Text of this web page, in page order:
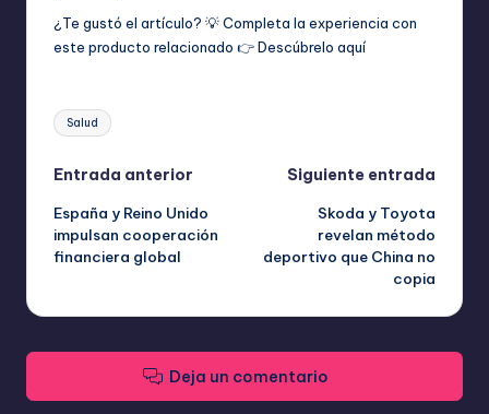
¿Te gustó el artículo? 💡 Completa la experiencia con
este producto relacionado 👉Descúbrelo aquí
Etiquetas:
Salud
Navegación
de
entradas
Entrada anterior
España y Reino Unido
impulsan cooperación
financiera global
Siguiente entrada
Skoda y Toyota
revelan método
deportivo que China no
copia
Deja un comentario